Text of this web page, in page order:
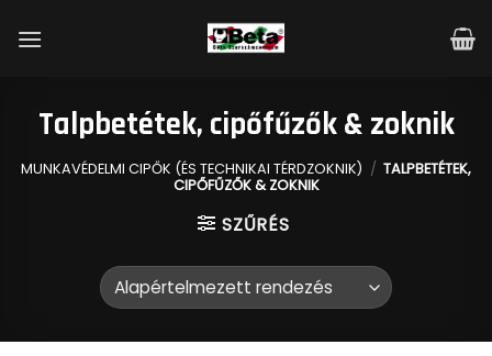
Talpbetétek, cipőfűzők & zoknik
MUNKAVÉDELMI CIPŐK (ÉS TECHNIKAI TÉRDZOKNIK) / TALPBETÉTEK,
CIPŐFŰZŐK & ZOKNIK
SZŰRÉS